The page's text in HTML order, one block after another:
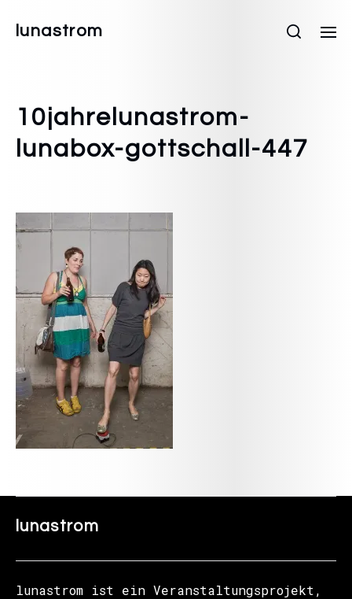
lunastrom
10jahrelunastrom-
lunabox-gottschall-447
lunastrom
lunastrom ist ein Veranstaltungsprojekt,